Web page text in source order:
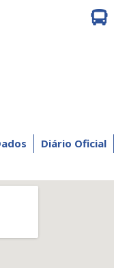
Diário Oficial